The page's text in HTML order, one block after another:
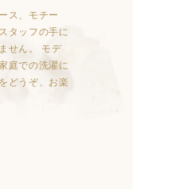
ス、モチー
タッフの手に
せん。 モデ
庭での洗濯に
どうぞ、お楽